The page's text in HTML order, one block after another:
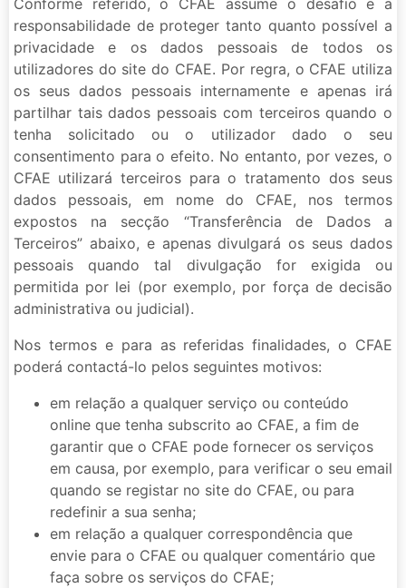
responsabilidade de proteger tanto quanto possível a
privacidade e os dados pessoais de todos os
utilizadores do site do CFAE. Por regra, o CFAE utiliza
os seus dados pessoais internamente e apenas irá
partilhar tais dados pessoais com terceiros quando o
tenha solicitado ou o utilizador dado o seu
consentimento para o efeito. No entanto, por vezes, o
CFAE utilizará terceiros para o tratamento dos seus
dados pessoais, em nome do CFAE, nos termos
expostos na secção “Transferência de Dados a
Terceiros” abaixo, e apenas divulgará os seus dados
pessoais quando tal divulgação for exigida ou
permitida por lei (por exemplo, por força de decisão
administrativa ou judicial).
Nos termos e para as referidas finalidades, o CFAE
poderá contactá-lo pelos seguintes motivos:
em relação a qualquer serviço ou conteúdo
online que tenha subscrito ao CFAE, a fim de
garantir que o CFAE pode fornecer os serviços
em causa, por exemplo, para verificar o seu email
quando se registar no site do CFAE, ou para
redefinir a sua senha;
em relação a qualquer correspondência que
envie para o CFAE ou qualquer comentário que
faça sobre os serviços do CFAE;